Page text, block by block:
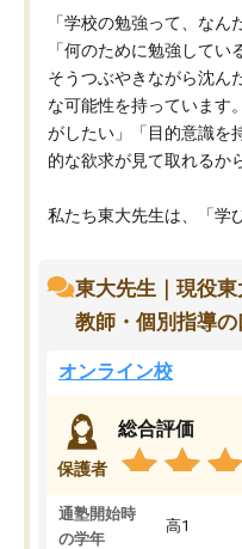
「学校の勉強って、なん
「何のために勉強してい
そうつぶやきながら沈ん
な可能性を持っています
がしたい」「目的意識を
的な欲求が見て取れるか
私たち東大先生は、「学び
東大先生｜現役
教師・個別指導の
オンライン校
保護者
総合評価
通塾開始時
の学年
高1